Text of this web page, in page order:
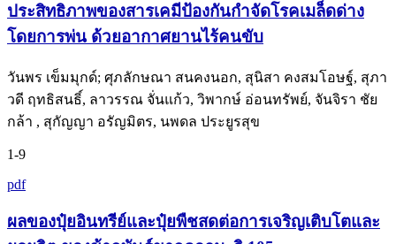
ประสิทธิภาพของสารเคมีป้องกันกำจัดโรคเมล็ดด่าง
โดยการพ่น ด้วยอากาศยานไร้คนขับ
วันพร เข็มมุกด์; ศุภลักษณา สนคงนอก, สุนิสา คงสมโอษฐ์, สุภา
วดี ฤทธิสนธิ์, ลาวรรณ จั่นแก้ว, วิพากษ์ อ่อนทรัพย์, จันจิรา ชัย
กล้า , สุกัญญา อรัญมิตร, นพดล ประยูรสุข
1-9
pdf
ผลของปุ๋ยอินทรีย์และปุ๋ยพืชสดต่อการเจริญเติบโตและ